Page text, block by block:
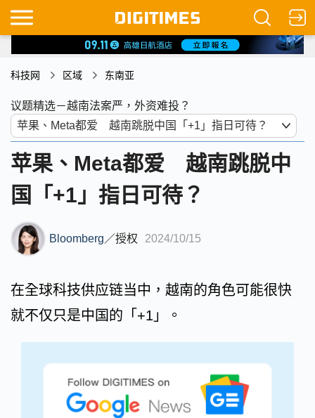
科技网 区域 东南亚
议题精选－越南法案严，外资难投？
苹果、Meta都爱 越南跳脱中
国「+1」指日可待？
Bloomberg／授权 2024/10/15
在全球科技供应链当中，越南的角色可能很快
就不仅只是中国的「+1」。